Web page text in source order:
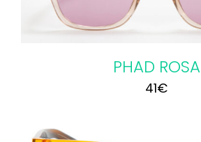
PHAD ROSA
41€